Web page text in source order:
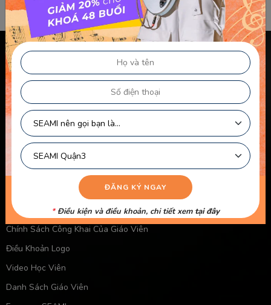
Chính sách & điều khoản
Thông Tin Chủ Sở Hữu Website
Điều Khoản Dành Cho Học Viên Và Gia Sư – Giảng Viên
Điều khoản Dành cho HLV-Giáo Viên
Chính Sách Sử Dụng Cookie
Chính Sách Bảo Mật
Chính Sách Quyền Riêng Tư
Chính Sách Bảo Mật Của Trẻ Em
Chính Sách Công Khai Của Giáo Viên
Điều Khoản Logo
Video Học Viên
Danh Sách Giáo Viên
*Điều kiện và điều khoản, chi tiết xem tại đây